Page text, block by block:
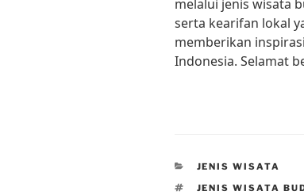
melalui jenis wisata
serta kearifan lokal
memberikan
Indonesia. Selamat
CATEGORIES
JENIS WISATA
TAGS
JENIS WISATA